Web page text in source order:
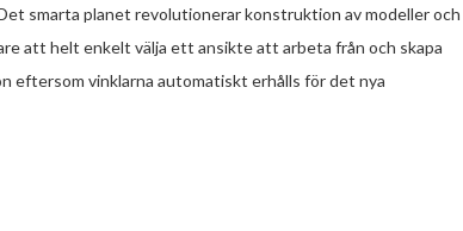
smarta planet revolutionerar konstruktion av modeller och
att helt enkelt välja ett ansikte att arbeta från och skapa
eftersom vinklarna automatiskt erhålls för det nya